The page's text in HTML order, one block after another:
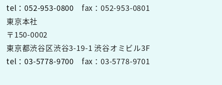
tel：052-953-0800 fax：052-953-0801
東京本社
〒150-0002
東京都渋谷区渋谷3-19-1 渋谷オミビル3F
tel：03-5778-9700 fax：03-5778-9701